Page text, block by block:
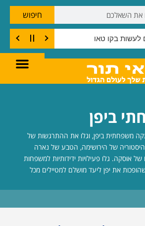
לעשות בקו טאו
חיפוש
ביפן
משפחתית ביפן, וגלו את ההתרגשות של
ההיסטוריה של הירושימה, הטבע של נארה
של אוסקה. גלו פעילויות ידידותיות למשפחות
את יפן ליעד מושלם למטיילים מכל